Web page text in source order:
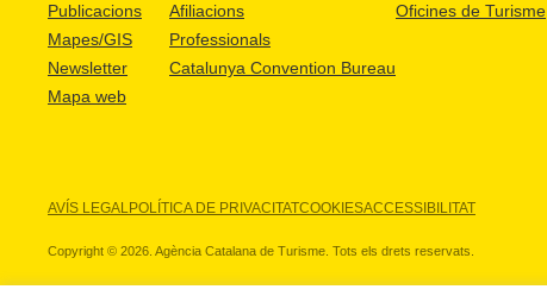
Publicacions
Mapes/GIS
Newsletter
Mapa web
Afiliacions
Professionals
Catalunya Convention Bureau
Oficines de Turisme
AVÍS LEGALPOLÍTICA DE PRIVACITATCOOKIESACCESSIBILITAT
Copyright © 2026. Agència Catalana de Turisme. Tots els drets reservats.